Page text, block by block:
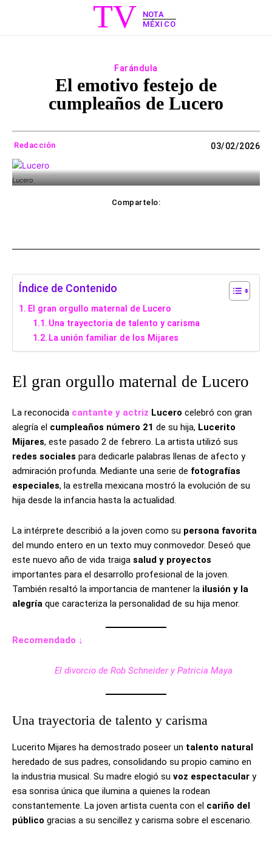
TV
NOTA
MÉXICO
Farándula
El emotivo festejo de
cumpleaños de Lucero
Redacción 03/02/2026
Lucero
Compartelo:
Índice de Contenido
El gran orgullo maternal de Lucero
Una trayectoria de talento y carisma
La unión familiar de los Mijares
El gran orgullo maternal de Lucero
La reconocida cantante y actriz Lucero celebró con gran
alegría el cumpleaños número 21 de su hija, Lucerito
Mijares, este pasado 2 de febrero. La artista utilizó sus
redes sociales para dedicarle palabras llenas de afecto y
admiración profunda. Mediante una serie de fotografías
especiales, la estrella mexicana mostró la evolución de su
hija desde la infancia hasta la actualidad.
La intérprete describió a la joven como su persona favorita
del mundo entero en un texto muy conmovedor. Deseó que
este nuevo año de vida traiga salud y proyectos
importantes para el desarrollo profesional de la joven.
También resaltó la importancia de mantener la ilusión y la
alegría que caracteriza la personalidad de su hija menor.
Recomendado ↓
El divorcio de Rob Schneider y Patricia Maya
Una trayectoria de talento y carisma
Lucerito Mijares ha demostrado poseer un talento natural
heredado de sus padres, consolidando su propio camino en
la industria musical. Su madre elogió su voz espectacular y
esa sonrisa única que ilumina a quienes la rodean
constantemente. La joven artista cuenta con el cariño del
público gracias a su sencillez y carisma sobre el escenario.